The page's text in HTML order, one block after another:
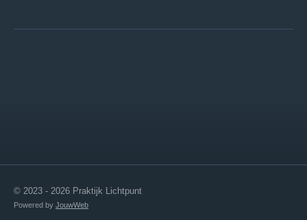
© 2023 - 2026 Praktijk Lichtpunt
Powered by JouwWeb